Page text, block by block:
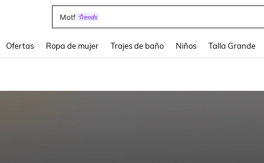
Motf
Ofertas Ropa de mujer Trajes de baño Niños Talla Grande